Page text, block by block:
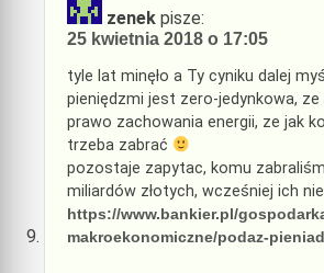
zenek pisze:
25 kwietnia 2018 o 17:05
tyle lat minęło a Ty cyniku dalej
pieniędzmi jest zero-jedynkowa, ze
prawo zachowania energii, ze jak
trzeba zabrać
pozostaje zapytac, komu
miliardów złotych, wcześniej ich
https://www.bankier.pl/
makroekonomiczne/podaz-